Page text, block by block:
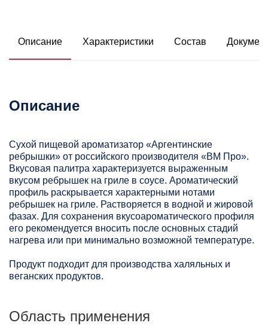
Описание Характеристики Состав
Описание
Сухой пищевой ароматизатор «Аргентинские
ребрышки» от российского производителя «ВМ Про».
Вкусовая палитра характеризуется выраженным
вкусом ребрышек на гриле в соусе. Ароматический
профиль раскрывается характерными нотами
ребрышек на гриле. Растворяется в водной и жировой
фазах. Для сохранения вкусоароматического профиля
его рекомендуется вносить после основных стадий
нагрева или при минимально возможной температуре.
Продукт подходит для производства халяльных и
веганских продуктов.
Область применения